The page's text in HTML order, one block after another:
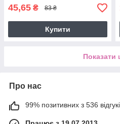
45,65 ₴ 83 ₴
Купити
Показати
Про нас
99% позитивних з 536